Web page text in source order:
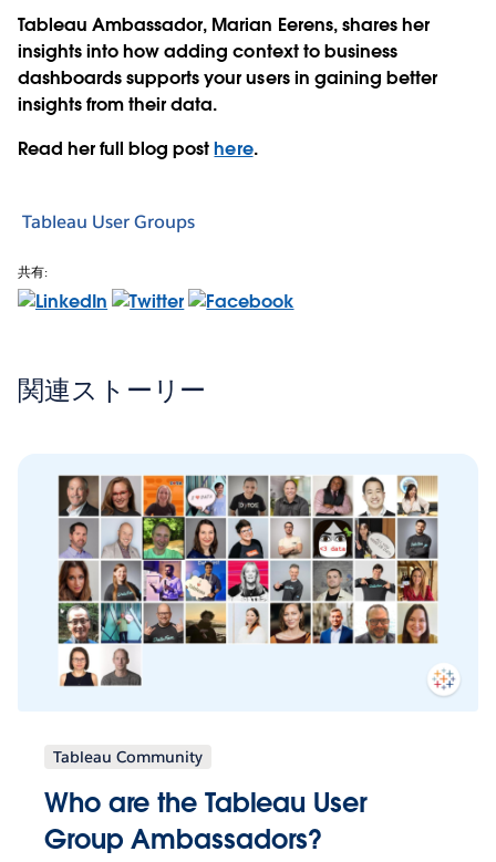
Tableau Ambassador, Marian Eerens, shares her
insights into how adding context to business
dashboards supports your users in gaining better
insights from their data.
Read her full blog posthere.
Tableau User Groups
共有:
関連ストーリー
Tableau Community
Who are the Tableau User
Group Ambassadors?